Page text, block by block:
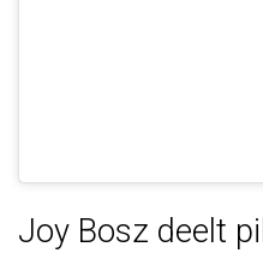
Joy Bosz deelt